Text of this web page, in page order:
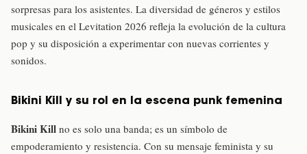
sorpresas para los asistentes. La diversidad de géneros y estilos
musicales en el Levitation 2026 refleja la evolución de la cultura
pop y su disposición a experimentar con nuevas corrientes y
sonidos.
Bikini Kill y su rol en la escena punk femenina
Bikini Kill no es solo una banda; es un símbolo de
empoderamiento y resistencia. Con su mensaje feminista y su